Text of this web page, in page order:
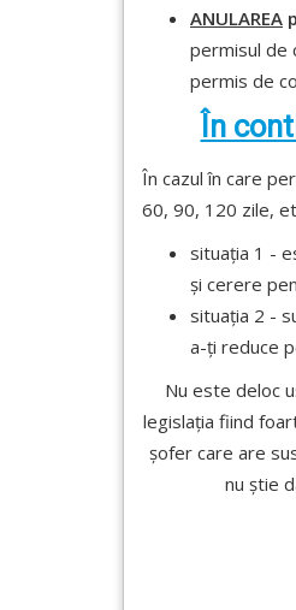
ANULAREA
permisul de
permis de
În
În cazul în care
60, 90, 120 zile,
situația 1 -
și cerere
situația 2 -
a-ți reduce
Nu este deloc
legislația fiind
șofer care are
nu știe